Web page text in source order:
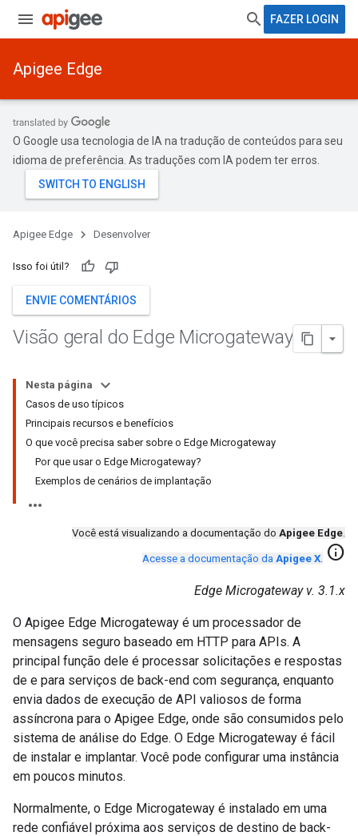
FAZER LOGIN
Apigee Edge
O Google usa tecnologia de IA na tradução de conteúdos para seu
idioma de preferência. As traduções com IA podem ter erros.
Apigee Edge Desenvolver
Isso foi útil?
ENVIE COMENTÁRIOS
Visão geral do Edge Microgateway
Nesta página
Casos de uso típicos
Principais recursos e benefícios
O que você precisa saber sobre o Edge Microgateway
Por que usar o Edge Microgateway?
Exemplos de cenários de implantação
Você está visualizando a documentação do Apigee Edge.
Acesse a documentação da Apigee X. info
Edge Microgateway v. 3.1.x
O Apigee Edge Microgateway é um processador de
mensagens seguro baseado em HTTP para APIs. A
principal função dele é processar solicitações e respostas
de e para serviços de back-end com segurança, enquanto
envia dados de execução de API valiosos de forma
assíncrona para o Apigee Edge, onde são consumidos pelo
sistema de análise do Edge. O Edge Microgateway é fácil
de instalar e implantar. Você pode configurar uma instância
em poucos minutos.
Normalmente, o Edge Microgateway é instalado em uma
rede confiável próxima aos serviços de destino de back-